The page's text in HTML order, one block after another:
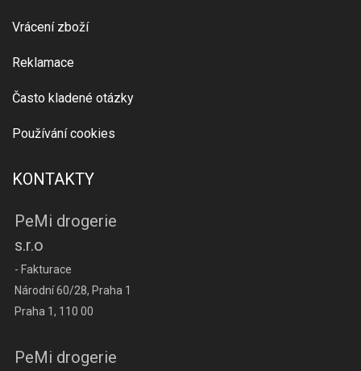
Vrácení zboží
Reklamace
Často kladené otázky
Používání cookies
KONTAKTY
PeMi drogerie
s.r.o
- Fakturace
Národní 60/28, Praha 1
Praha 1, 110 00
PeMi drogerie